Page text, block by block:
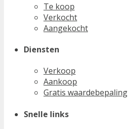
Te koop
Verkocht
Aangekocht
Diensten
Verkoop
Aankoop
Gratis waardebepaling
Snelle links